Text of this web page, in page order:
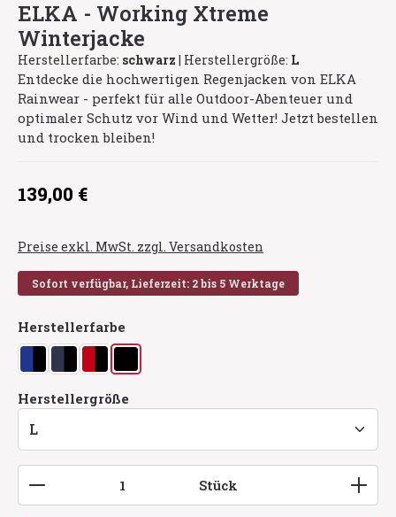
ELKA - Working Xtreme
Winterjacke
Herstellerfarbe: schwarz | Herstellergröße: L
Entdecke die hochwertigen Regenjacken von ELKA
Rainwear - perfekt für alle Outdoor-Abenteuer und
optimaler Schutz vor Wind und Wetter! Jetzt bestellen
und trocken bleiben!
Regulärer Preis:
139,00 €
Preise exkl. MwSt. zzgl. Versandkosten
Sofort verfügbar, Lieferzeit: 2 bis 5 Werktage
Herstellerfarbe
königsblau/schwarz
marine/schwarz
rot/schwarz
schwarz
Herstellergröße
Produkt Anzahl: Gib den gewünschten Wert
Stück